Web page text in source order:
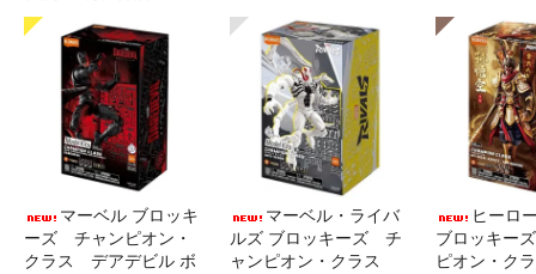
マーベル ブロッキ
ーズ チャンピオン・
クラス デアデビル ボ
マーベル・ライバ
ルズ ブロッキーズ チ
ャンピオン・クラス
ヒーロ
ブロッキー
ピオン・ク